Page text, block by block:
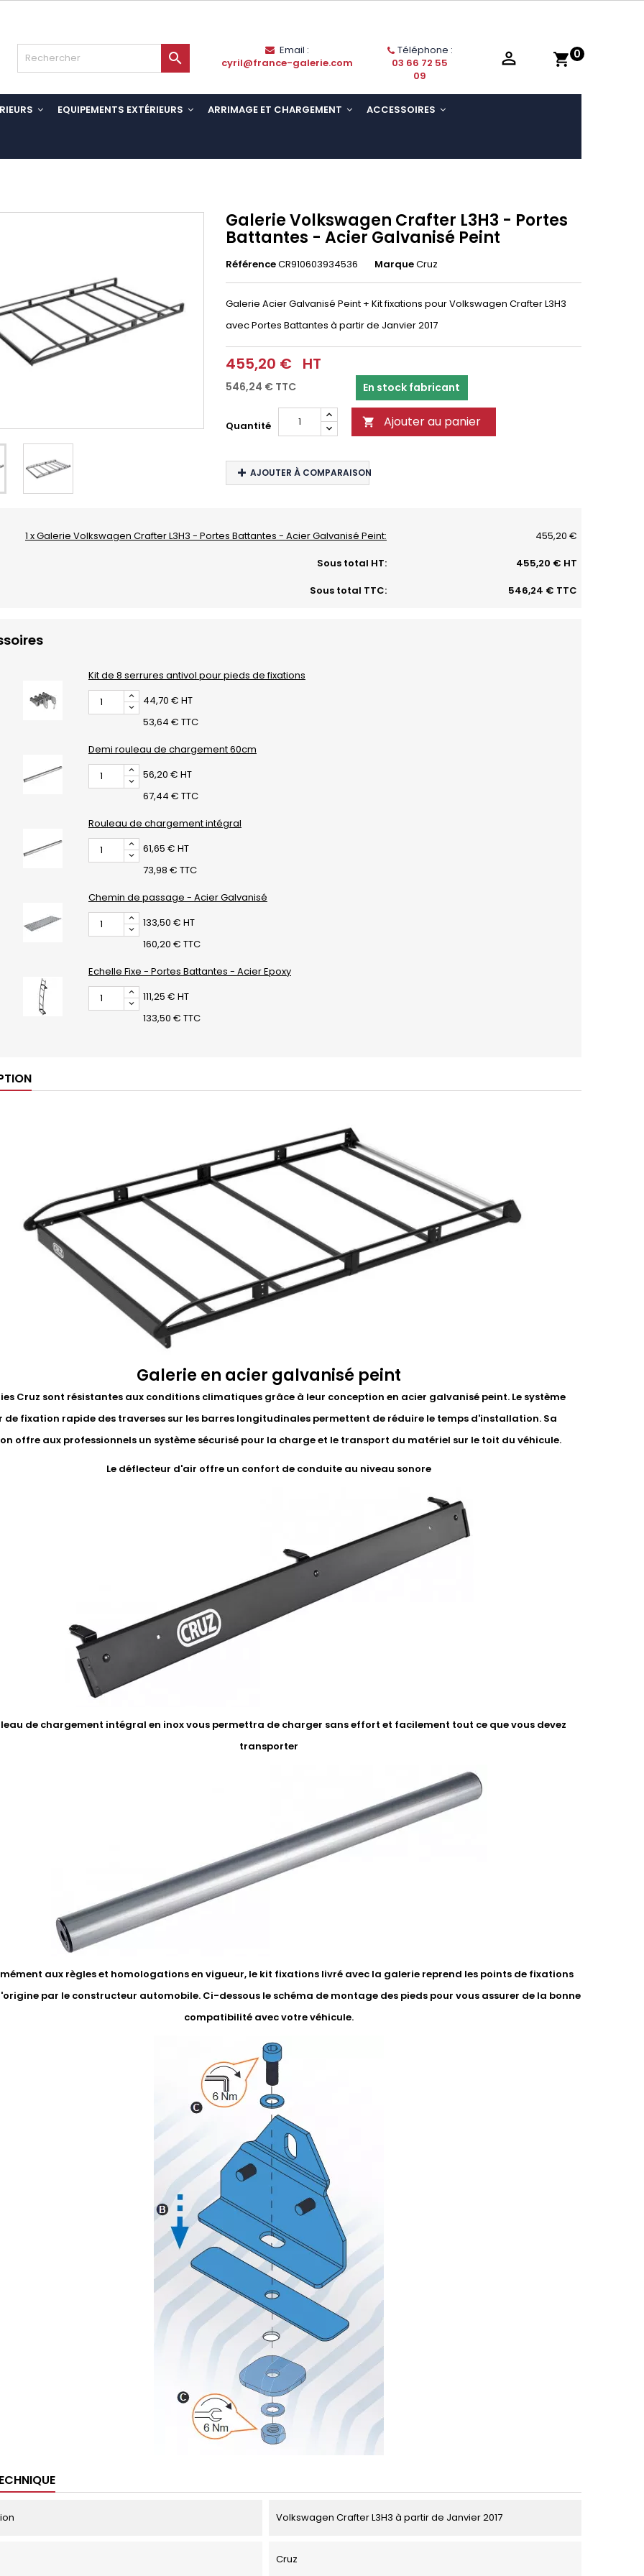
shopping_cart 0

Email :
cyril@france-galerie.com
Téléphone :
03 66 72 55
09

EQUIPEMENTS EXTÉRIEURS ARRIMAGE ET CHARGEMENT ACCESSOIRES
Galerie Volkswagen Crafter L3H3 - Portes
Battantes - Acier Galvanisé Peint
RéférenceCR910603934536 MarqueCruz
Galerie Acier Galvanisé Peint + Kit fixations pour Volkswagen Crafter L3H3
avec Portes Battantes à partir de Janvier 2017
455,20 € HT
546,24 € TTC En stock fabricant
Quantité  Ajouter au panier
AJOUTER À COMPARAISON
1 x Galerie Volkswagen Crafter L3H3 - Portes Battantes - Acier Galvanisé Peint:
455,20 €
Sous total HT:
455,20 € HT
Sous total TTC:
546,24 € TTC
Kit de 8 serrures antivol pour pieds de fixations
44,70 € HT
53,64 € TTC
Demi rouleau de chargement 60cm
56,20 € HT
67,44 € TTC
Rouleau de chargement intégral
61,65 € HT
73,98 € TTC
Chemin de passage - Acier Galvanisé
133,50 € HT
160,20 € TTC
Echelle Fixe - Portes Battantes - Acier Epoxy
111,25 € HT
133,50 € TTC
Galerie en acier galvanisé peint
Cruz sont résistantes aux conditions climatiques grâce à leur conception en acier galvanisé peint. Le système
de fixation rapide des traverses sur les barres longitudinales permettent de réduire le temps d'installation. Sa
offre aux professionnels un système sécurisé pour la charge et le transport du matériel sur le toit du véhicule.
Le déflecteur d'air offre un confort de conduite au niveau sonore
de chargement intégral en inox vous permettra de charger sans effort et facilement tout ce que vous devez
transporter
aux règles et homologations en vigueur, le kit fixations livré avec la galerie reprend les points de fixations
par le constructeur automobile. Ci-dessous le schéma de montage des pieds pour vous assurer de la bonne
compatibilité avec votre véhicule.
Volkswagen Crafter L3H3 à partir de Janvier 2017
Cruz